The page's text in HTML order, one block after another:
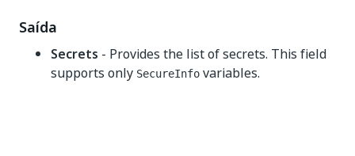
Saída
Secrets - Provides the list of secrets. This field
supports only SecureInfo variables.